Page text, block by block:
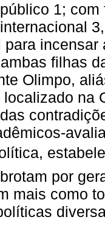
1;
para
filhas
Olimpo,
na
por
mais como